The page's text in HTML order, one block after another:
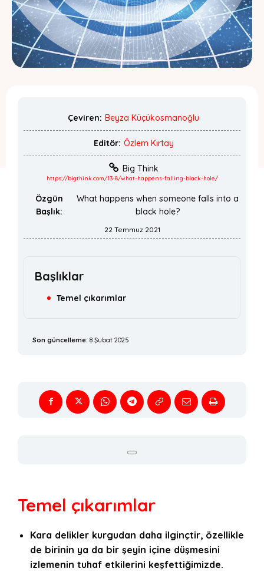
Çeviren: Beyza Küçükosmanoğlu
Editör: Özlem Kırtay
Big Think
https://bigthink.com/13-8/what-happens-falling-black-hole/
Özgün
Başlık:
What happens when someone falls into a
black hole?
22 Temmuz 2021
Başlıklar
Temel çıkarımlar
Son güncelleme: 8 Şubat 2025
Temel çıkarımlar
Kara delikler kurgudan daha ilginçtir, özellikle
de birinin ya da bir şeyin içine düşmesini
izlemenin tuhaf etkilerini keşfettiğimizde.